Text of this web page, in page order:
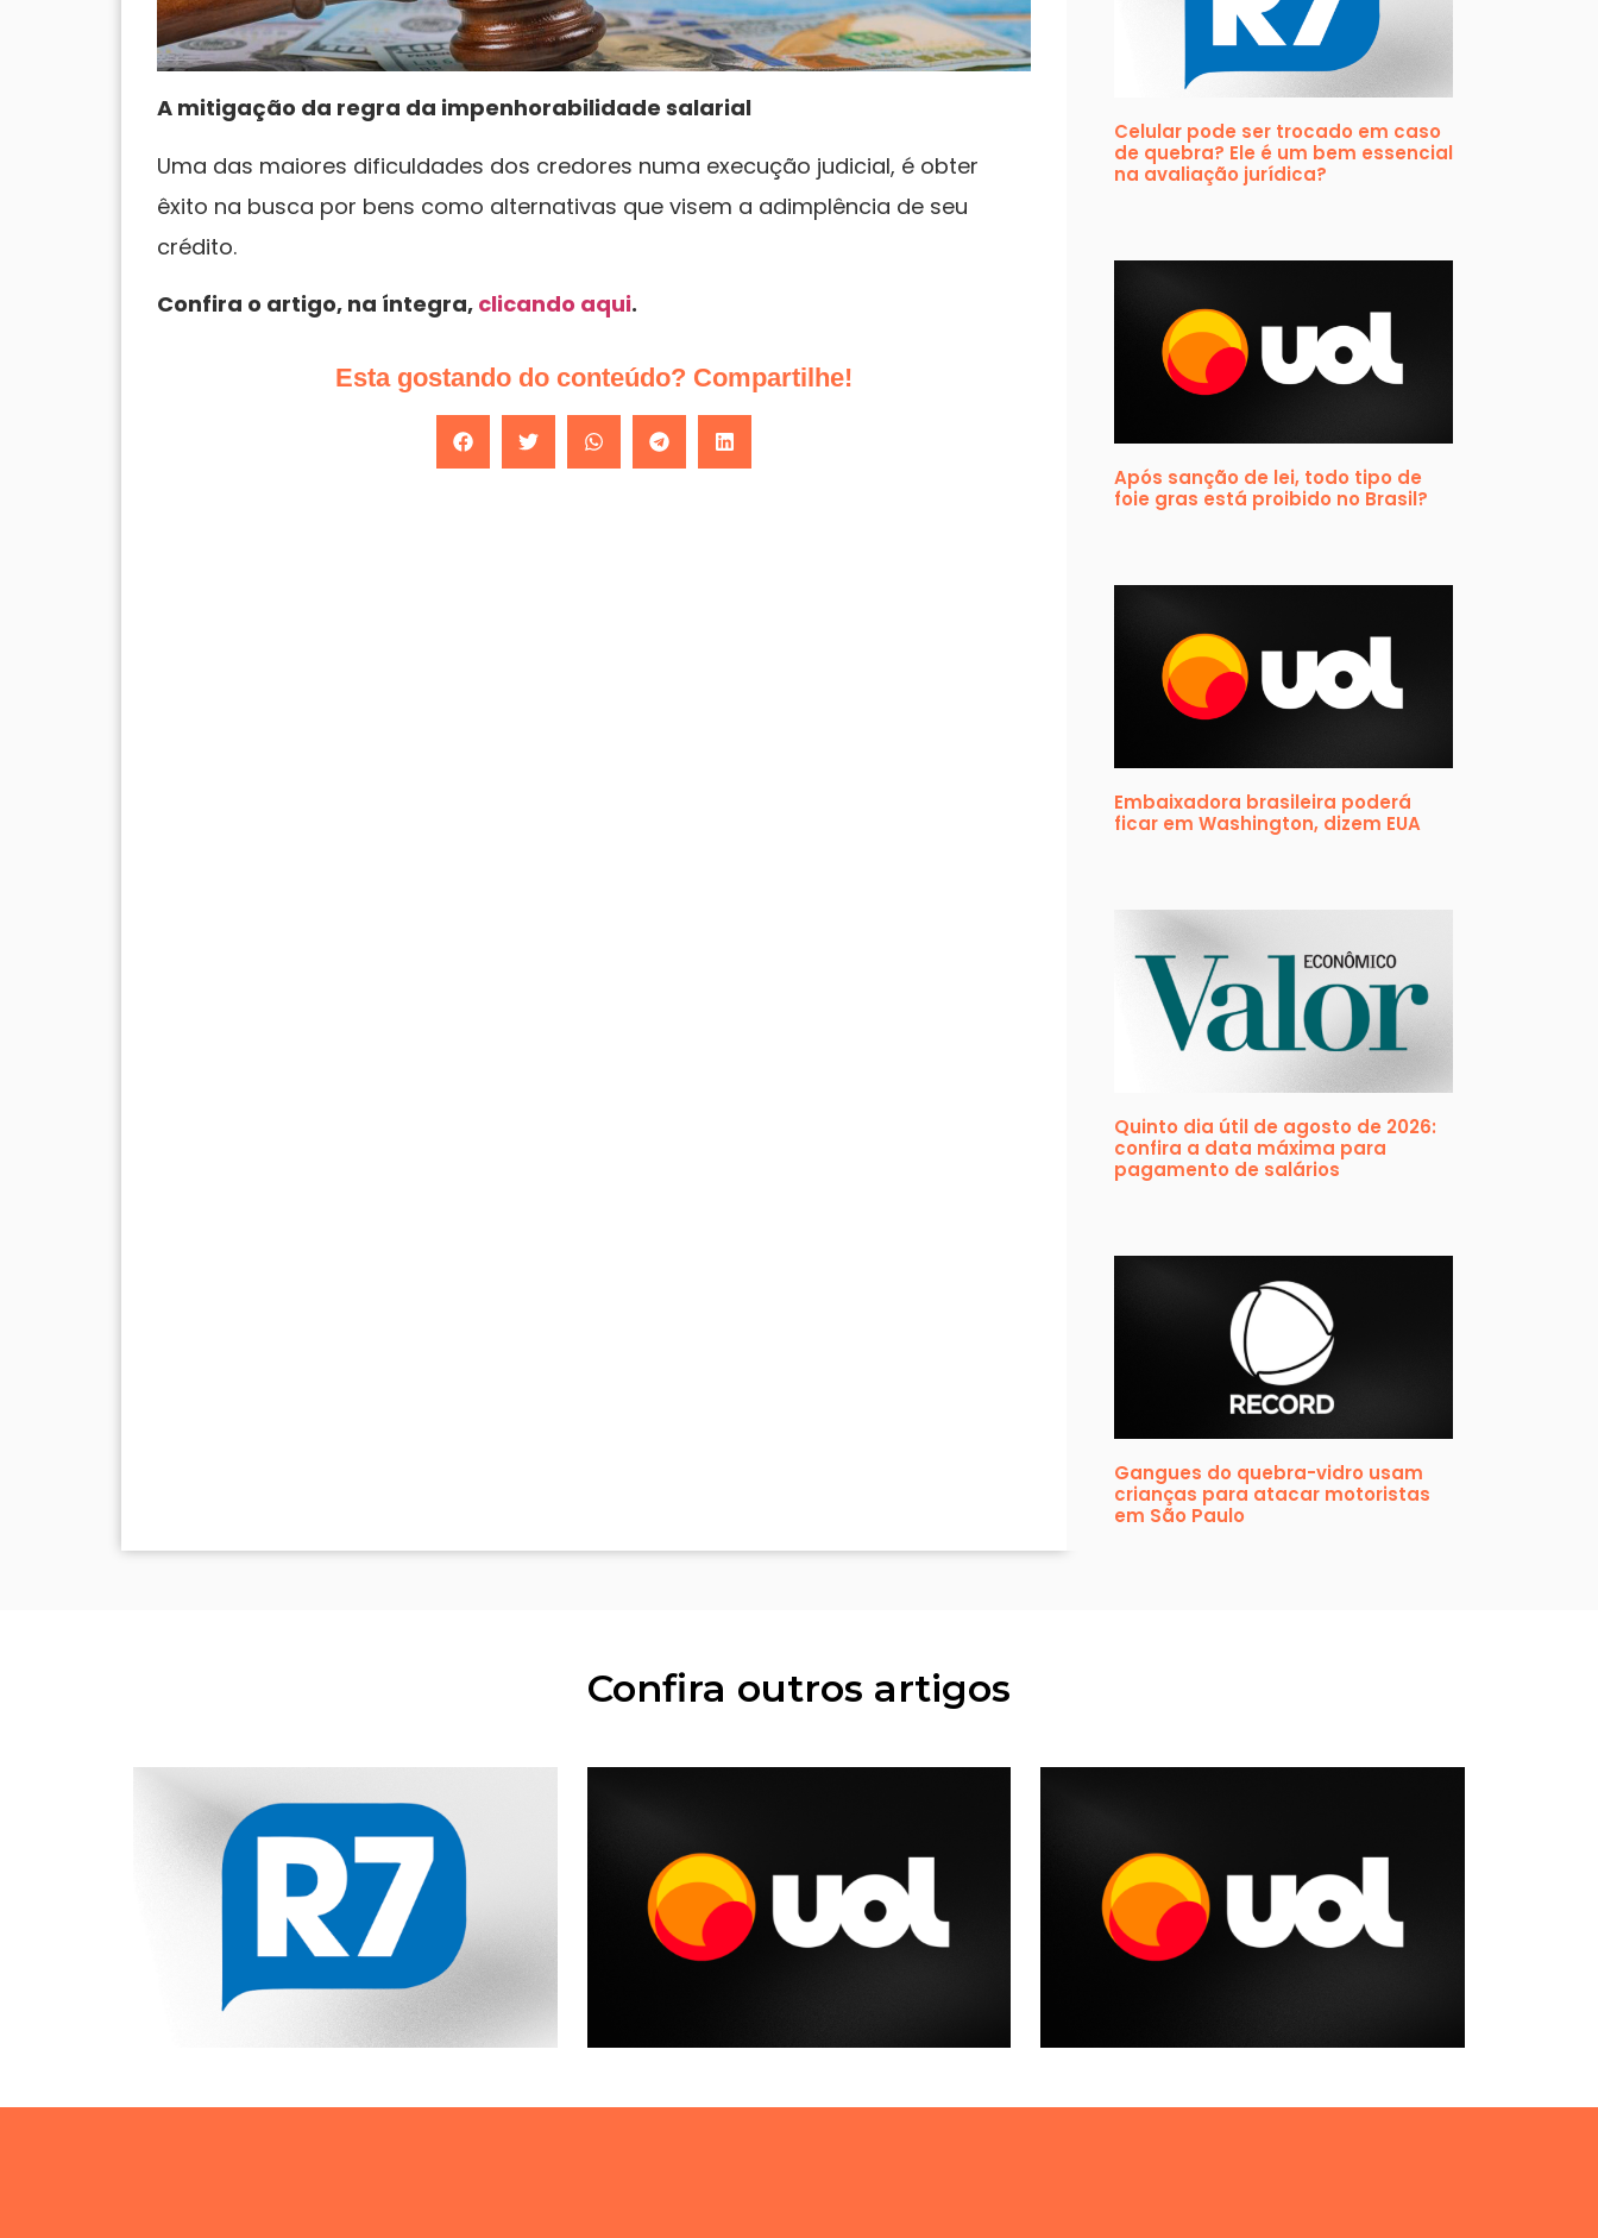
A mitigação da regra da impenhorabilidade salarial
Uma das maiores dificuldades dos credores numa execução judicial, é obter
êxito na busca por bens como alternativas que visem a adimplência de seu
crédito.
Confira o artigo, na íntegra, clicando aqui.
Esta gostando do conteúdo? Compartilhe!
Celular pode ser trocado em caso
de quebra? Ele é um bem essencial
na avaliação jurídica?
Após sanção de lei, todo tipo de
foie gras está proibido no Brasil?
Embaixadora brasileira poderá
ficar em Washington, dizem EUA
Quinto dia útil de agosto de 2026:
confira a data máxima para
pagamento de salários
Gangues do quebra-vidro usam
crianças para atacar motoristas
em São Paulo
Confira outros artigos